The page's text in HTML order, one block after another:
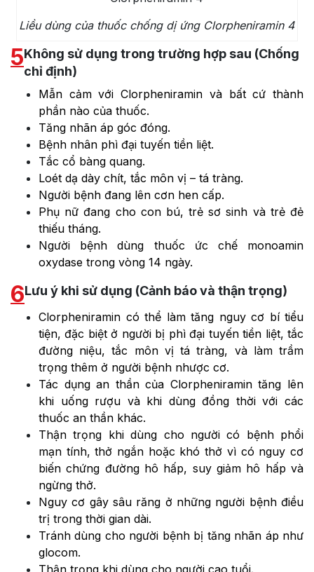
Liều dùng của thuốc chống dị ứng Clorpheniramin 4
5Không sử dụng trong trường hợp sau (Chống
chỉ định)
Mẫn cảm với Clorpheniramin và bất cứ thành
phần nào của thuốc.
Tăng nhãn áp góc đóng.
Bệnh nhân phì đại tuyến tiền liệt.
Tắc cổ bàng quang.
Loét dạ dày chít, tắc môn vị – tá tràng.
Người bệnh đang lên cơn hen cấp.
Phụ nữ đang cho con bú, trẻ sơ sinh và trẻ đẻ
thiếu tháng.
Người bệnh dùng thuốc ức chế monoamin
oxydase trong vòng 14 ngày.
6Lưu ý khi sử dụng (Cảnh báo và thận trọng)
Clorpheniramin có thể làm tăng nguy cơ bí tiểu
tiện, đặc biệt ở người bị phì đại tuyến tiền liệt, tắc
đường niệu, tắc môn vị tá tràng, và làm trầm
trọng thêm ở người bệnh nhược cơ.
Tác dụng an thần của Clorpheniramin tăng lên
khi uống rượu và khi dùng đồng thời với các
thuốc an thần khác.
Thận trọng khi dùng cho người có bệnh phổi
mạn tính, thở ngắn hoặc khó thở vì có nguy cơ
biến chứng đường hô hấp, suy giảm hô hấp và
ngừng thở.
Nguy cơ gây sâu răng ở những người bệnh điều
trị trong thời gian dài.
Tránh dùng cho người bệnh bị tăng nhãn áp như
glocom.